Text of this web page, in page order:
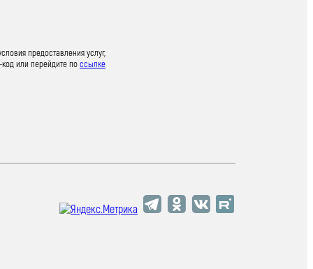
предоставления услуг,
код или перейдите поссылке